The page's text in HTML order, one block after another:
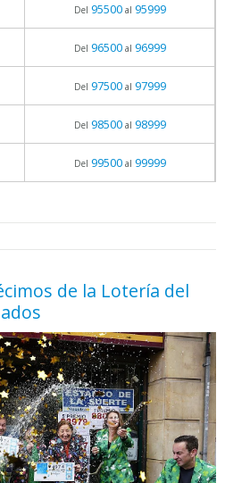
Del 95500al 95999
Del 96500al 96999
Del 97500al 97999
Del 98500al 98999
Del 99500al 99999
de la Lotería del